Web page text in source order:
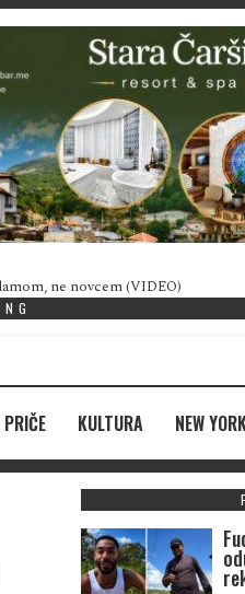
ne novcem (VIDEO)
PRIČE KULTURA NEW